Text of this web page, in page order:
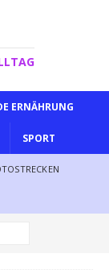
ERNÄHRUNG
SPORT